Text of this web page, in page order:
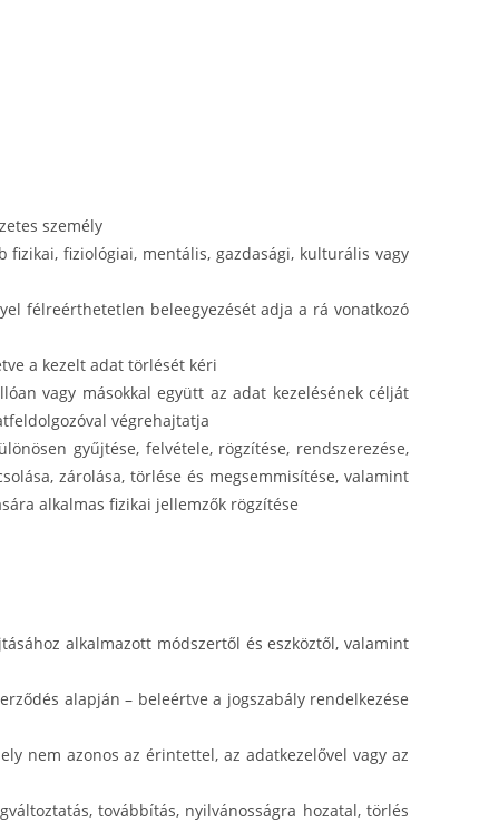
személy
fiziológiai, mentális, gazdasági, kulturális vagy
félreérthetetlen beleegyezését adja a rá vonatkozó
a kezelt adat törlését kéri
vagy másokkal együtt az adat kezelésének célját
végrehajtatja
gyűjtése, felvétele, rögzítése, rendszerezése,
zárolása, törlése és megsemmisítése, valamint
alkalmas fizikai jellemzők rögzítése
alkalmazott módszertől és eszköztől, valamint
alapján – beleértve a jogszabály rendelkezése
nem azonos az érintettel, az adatkezelővel vagy az
továbbítás, nyilvánosságra hozatal, törlés